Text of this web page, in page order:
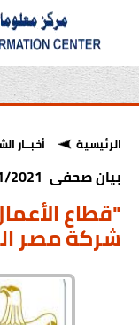
الرئيسية أخبــار
بيان صحفى 11/1/2021
"قطاع
شركة مصر